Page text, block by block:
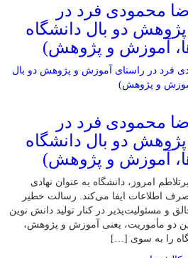
محمودی فرد در
دو بال دانشگاه
آموزش و پژوهش)
محمودی فرد در
دو بال دانشگاه
آموزش و پژوهش)
امروز، دانشگاه به عنوان نهادی
صرف اطلاعات ایفا می‌کند. رسالت خطیر
و مسئولیت‌پذیر در کنار تولید دانش نوین
دو مأموریت، یعنی آموزش و پژوهش،
را به سوی […]